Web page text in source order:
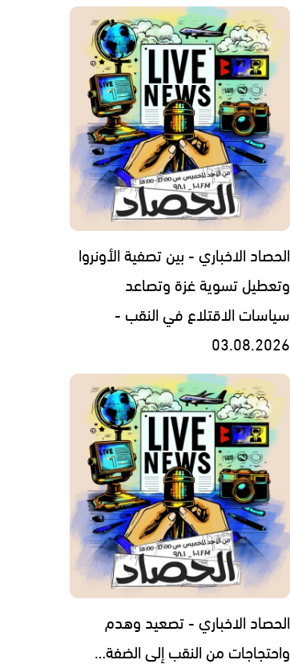
الحصاد الاخباري - بين تصفية الأونروا
وتعطيل تسوية غزة وتصاعد
سياسات الاقتلاع في النقب -
03.08.2026
الحصاد الاخباري - تصعيد وهدم
واحتجاجات من النقب إلى الضفة…